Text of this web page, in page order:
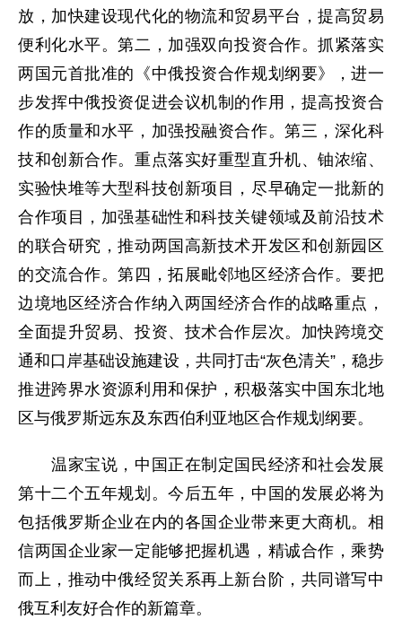
放，加快建设现代化的物流和贸易平台，提高贸易
便利化水平。第二，加强双向投资合作。抓紧落实
两国元首批准的《中俄投资合作规划纲要》，进一
步发挥中俄投资促进会议机制的作用，提高投资合
作的质量和水平，加强投融资合作。第三，深化科
技和创新合作。重点落实好重型直升机、铀浓缩、
实验快堆等大型科技创新项目，尽早确定一批新的
合作项目，加强基础性和科技关键领域及前沿技术
的联合研究，推动两国高新技术开发区和创新园区
的交流合作。第四，拓展毗邻地区经济合作。要把
边境地区经济合作纳入两国经济合作的战略重点，
全面提升贸易、投资、技术合作层次。加快跨境交
通和口岸基础设施建设，共同打击“灰色清关”，稳步
推进跨界水资源利用和保护，积极落实中国东北地
区与俄罗斯远东及东西伯利亚地区合作规划纲要。
温家宝说，中国正在制定国民经济和社会发展
第十二个五年规划。今后五年，中国的发展必将为
包括俄罗斯企业在内的各国企业带来更大商机。相
信两国企业家一定能够把握机遇，精诚合作，乘势
而上，推动中俄经贸关系再上新台阶，共同谱写中
俄互利友好合作的新篇章。